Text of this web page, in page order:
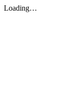
Loading…